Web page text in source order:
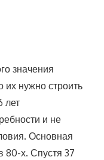
значения
их нужно строить
лет
и не
Основная
80-х. Спустя 37